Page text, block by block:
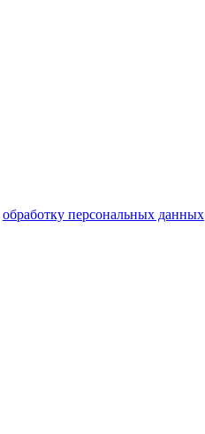
обработку персональных данных